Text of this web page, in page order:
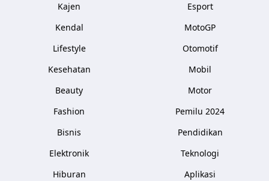
Kajen
Kendal
Lifestyle
Kesehatan
Beauty
Fashion
Bisnis
Elektronik
Hiburan
Esport
MotoGP
Otomotif
Mobil
Motor
Pemilu 2024
Pendidikan
Teknologi
Aplikasi